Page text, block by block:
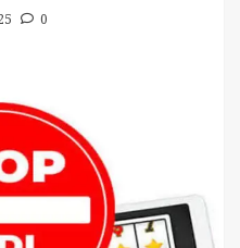
0